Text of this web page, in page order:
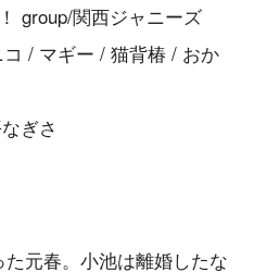
group/関西ジャニーズ
/ マギー / 猫背椿 / おか
ぎさ
元春。小池は離婚したな